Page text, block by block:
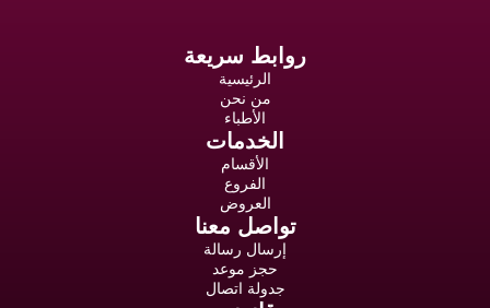
روابط سريعة
الرئيسية
من نحن
الأطباء
الخدمات
الأقسام
الفروع
العروض
تواصل معنا
إرسال رسالة
حجز موعد
جدولة اتصال